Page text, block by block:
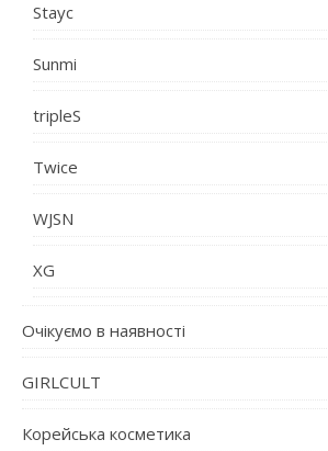
Stayc
Sunmi
tripleS
Twice
WJSN
XG
Очікуємо в наявності
GIRLCULT
Корейська косметика